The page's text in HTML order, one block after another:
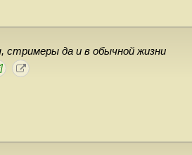
стримеры да и в обычной жизни